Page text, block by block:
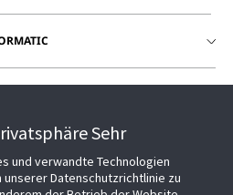
Sehr
und verwandte Technologien
Datenschutzrichtlinie zu